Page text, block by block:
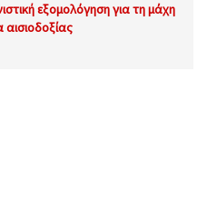
εξομολόγηση για τη μάχη